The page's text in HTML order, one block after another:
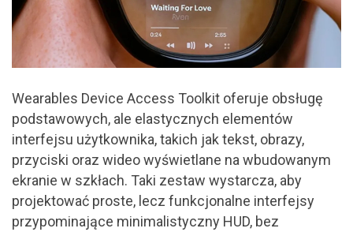
Wearables Device Access Toolkit oferuje obsługę
podstawowych, ale elastycznych elementów
interfejsu użytkownika, takich jak tekst, obrazy,
przyciski oraz wideo wyświetlane na wbudowanym
ekranie w szkłach. Taki zestaw wystarcza, aby
projektować proste, lecz funkcjonalne interfejsy
przypominające minimalistyczny HUD, bez